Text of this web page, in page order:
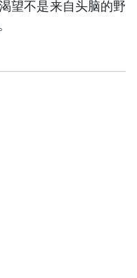
望不是来自头脑的野